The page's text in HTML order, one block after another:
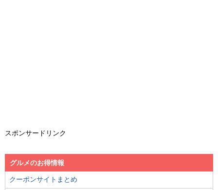
スポンサードリンク
グルメのお得情報
クーポンサイトまとめ